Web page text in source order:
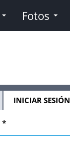
Fotos
INICIAR SESIÓN
*